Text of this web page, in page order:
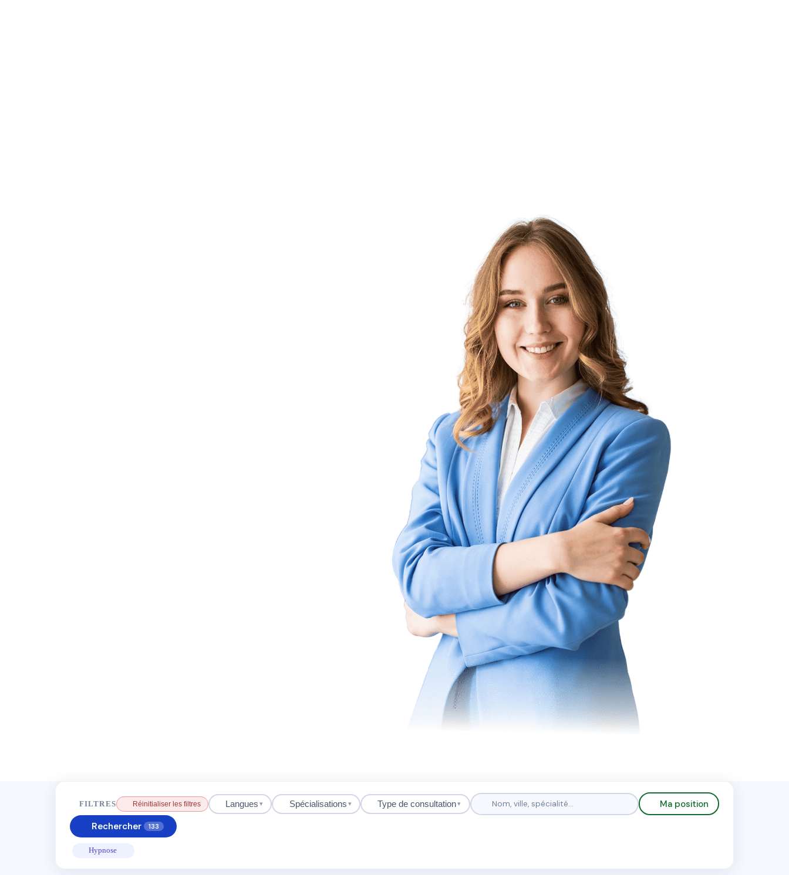
FILTRES Réinitialiser les filtres Langues ▾ Spécialisations ▾ Type de consultation▾
Ma position
Rechercher
133
Hypnose